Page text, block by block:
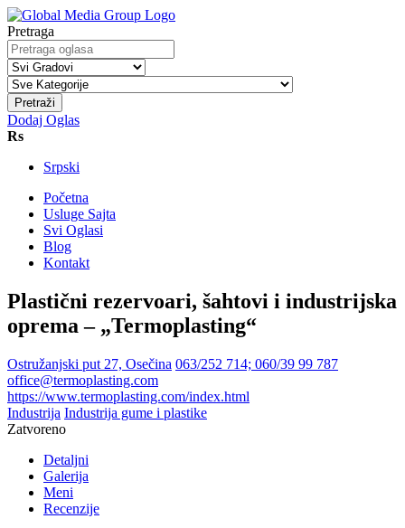
Pretraga
Pretraži
Dodaj Oglas
Rs
Srpski
Početna
Usluge Sajta
Svi Oglasi
Blog
Kontakt
Plastični rezervoari, šahtovi i industrijska
oprema – „Termoplasting“
Ostružanjski put 27, Osečina 063/252 714; 060/39 99 787
office@termoplasting.com
https://www.termoplasting.com/index.html
Industrija Industrija gume i plastike
Zatvoreno
Detaljni
Galerija
Meni
Recenzije